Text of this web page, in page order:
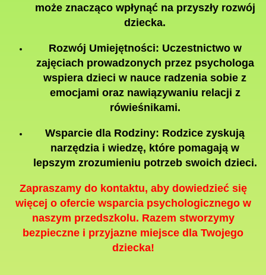
może znacząco wpłynąć na przyszły rozwój
dziecka.
Rozwój Umiejętności: Uczestnictwo w
zajęciach prowadzonych przez psychologa
wspiera dzieci w nauce radzenia sobie z
emocjami oraz nawiązywaniu relacji z
rówieśnikami.
Wsparcie dla Rodziny: Rodzice zyskują
narzędzia i wiedzę, które pomagają w
lepszym zrozumieniu potrzeb swoich dzieci.
Zapraszamy do kontaktu, aby dowiedzieć się
więcej o ofercie wsparcia psychologicznego w
naszym przedszkolu. Razem stworzymy
bezpieczne i przyjazne miejsce dla Twojego
dziecka!